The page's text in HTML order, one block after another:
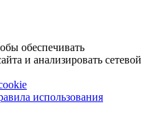
обеспечивать
и анализировать сетевой
использования